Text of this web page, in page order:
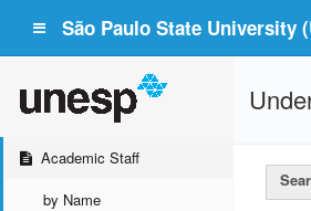
São Paulo State University
Academic Staff
by Name